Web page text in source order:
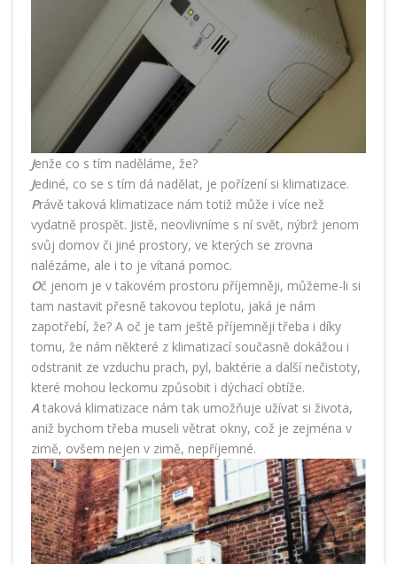
Jenže co s tím naděláme, že?
Jediné, co se s tím dá nadělat, je pořízení si klimatizace.
Právě taková klimatizace nám totiž může i více než
vydatně prospět. Jistě, neovlivníme s ní svět, nýbrž jenom
svůj domov či jiné prostory, ve kterých se zrovna
nalézáme, ale i to je vítaná pomoc.
Oč jenom je v takovém prostoru příjemněji, můžeme-li si
tam nastavit přesně takovou teplotu, jaká je nám
zapotřebí, že? A oč je tam ještě příjemněji třeba i díky
tomu, že nám některé z klimatizací současně dokážou i
odstranit ze vzduchu prach, pyl, baktérie a další nečistoty,
které mohou leckomu způsobit i dýchací obtíže.
A taková klimatizace nám tak umožňuje užívat si života,
aniž bychom třeba museli větrat okny, což je zejména v
zimě, ovšem nejen v zimě, nepříjemné.